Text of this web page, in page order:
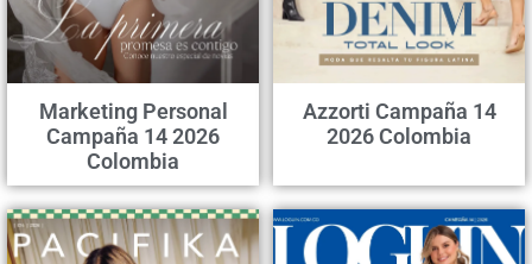
Marketing Personal
Campaña 14 2026
Colombia
Azzorti Campaña 14
2026 Colombia